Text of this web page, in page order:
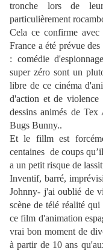
tronche lors de
particulièrement
Cela ce confirme avec
France a été prévue
: comédie
super zéro sont un
libre de ce cinéma
d'action et de violence
dessins animés de
Bugs Bunny..
Et le fillm est
centaines de coups
a un petit risque de
Inventif, barré,
Johnny- j'ai oublié de
scène de télé réalité
ce film d'animation
vrai bon moment de
à partir de 10 ans